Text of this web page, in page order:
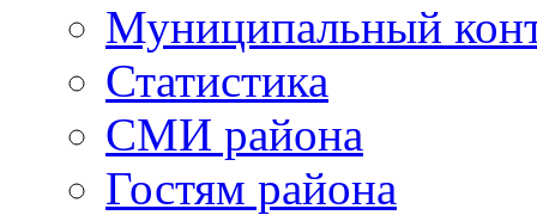
Муниципальный
Статистика
СМИ района
Гостям района